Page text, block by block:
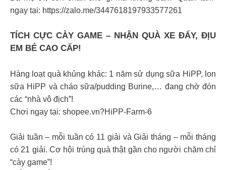
ngay tại: https://zalo.me/3447618197933577261
TÍCH CỰC CÀY GAME – NHẬN QUÀ XE ĐẨY, ĐỊU
EM BÉ CAO CẤP!
Hàng loạt quà khủng khác: 1 năm sử dụng sữa HiPP, lon
sữa HiPP và cháo sữa/pudding Burine,… đang chờ đón
các “nhà vô địch”!
Chơi ngay tại: shopee.vn?HiPP-Farm-6
Giải tuần – mỗi tuần có 11 giải và Giải tháng – mỗi tháng
có 21 giải. Cơ hội trúng quà thật gần cho người chăm chỉ
“cày game”!